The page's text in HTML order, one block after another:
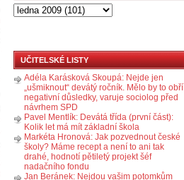
UČITELSKÉ LISTY
Adéla Karásková Skoupá: Nejde jen
„ušmiknout“ devátý ročník. Mělo by to obří
negativní důsledky, varuje sociolog před
návrhem SPD
Pavel Mentlík: Devátá třída (první část):
Kolik let má mít základní škola
Markéta Hronová: Jak pozvednout české
školy? Máme recept a není to ani tak
drahé, hodnotí pětiletý projekt šéf
nadačního fondu
Jan Beránek: Nejdou vašim potomkům